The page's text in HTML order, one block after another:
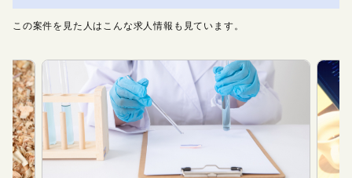
この案件を見た人はこんな求人情報も見ています。